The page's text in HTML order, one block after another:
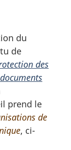
du
de
des
prend le
de
, ci-